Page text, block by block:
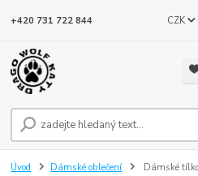
CZK
+420 731 722 844
Úvod Dámské oblečení Dámské